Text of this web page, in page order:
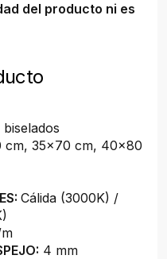
del producto ni es
cm, 35x70 cm, 40x80
Cálida (3000K) /
4 mm